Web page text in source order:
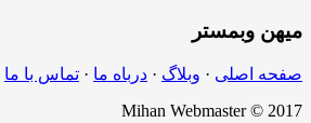
میهن وبمستر
صفحه اصلی · وبلاگ · درباه ما · تماس با ما
Mihan Webmaster © 2017